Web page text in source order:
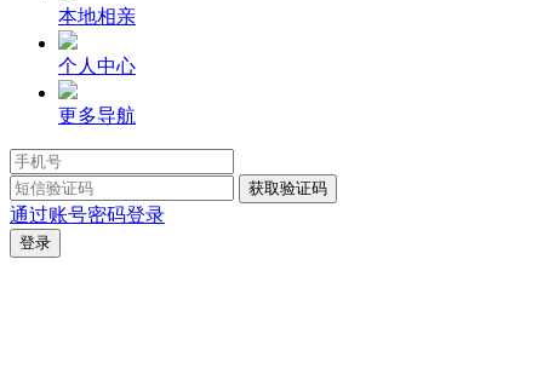
本地相亲
个人中心
更多导航
通过账号密码登录